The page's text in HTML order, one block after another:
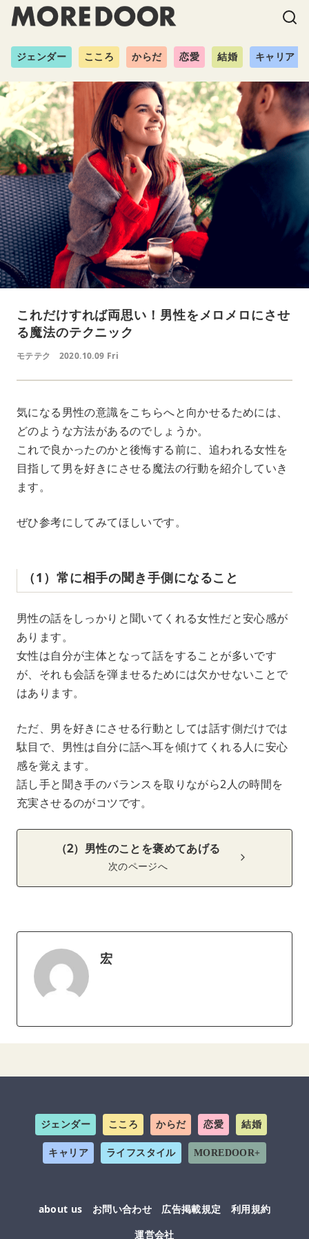
ジェンダー こころ からだ 恋愛 結婚 キャリア
これだけすれば両思い！男性をメロメロにさせ
る魔法のテクニック
モテテク 2020.10.09 Fri
気になる男性の意識をこちらへと向かせるためには、
どのような方法があるのでしょうか。
これで良かったのかと後悔する前に、追われる女性を
目指して男を好きにさせる魔法の行動を紹介していき
ます。
ぜひ参考にしてみてほしいです。
（1）常に相手の聞き手側になること
男性の話をしっかりと聞いてくれる女性だと安心感が
あります。
女性は自分が主体となって話をすることが多いです
が、それも会話を弾ませるためには欠かせないことで
はあります。
ただ、男を好きにさせる行動としては話す側だけでは
駄目で、男性は自分に話へ耳を傾けてくれる人に安心
感を覚えます。
話し手と聞き手のバランスを取りながら2人の時間を
充実させるのがコツです。
（2）男性のことを褒めてあげる
次のページへ
宏
ジェンダー こころ からだ 恋愛 結婚
キャリア ライフスタイル MOREDOOR+
about us お問い合わせ 広告掲載規定
利用規約
運営会社